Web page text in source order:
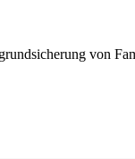
von